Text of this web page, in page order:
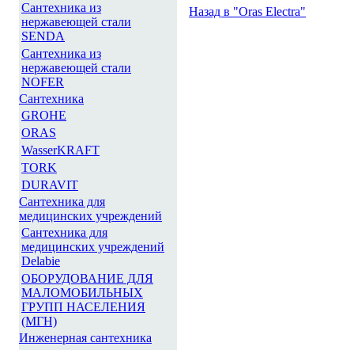
Сантехника из
нержавеющей стали
SENDA
Сантехника из
нержавеющей стали
NOFER
Сантехника
GROHE
ORAS
WasserKRAFT
TORK
DURAVIT
Сантехника для
медицинских учреждений
Сантехника для
медицинских учреждений
Delabie
ОБОРУДОВАНИЕ ДЛЯ
МАЛОМОБИЛЬНЫХ
ГРУПП НАСЕЛЕНИЯ
(МГН)
Инженерная сантехника
Назад в "Oras Electra"